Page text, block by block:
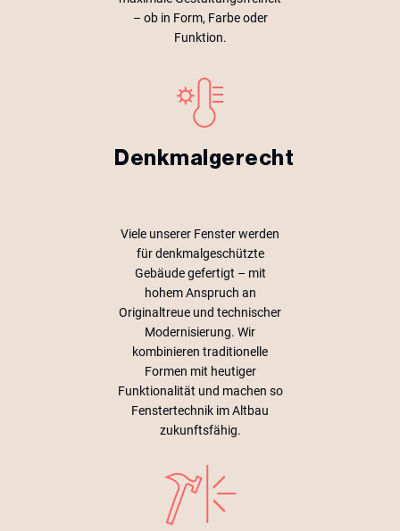
– ob in Form, Farbe oder
Funktion.
Denkmalgerecht
Viele unserer Fenster werden
für denkmalgeschützte
Gebäude gefertigt – mit
hohem Anspruch an
Originaltreue und technischer
Modernisierung. Wir
kombinieren traditionelle
Formen mit heutiger
Funktionalität und machen so
Fenstertechnik im Altbau
zukunftsfähig.